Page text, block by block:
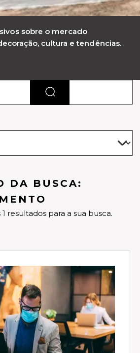
sobre o mercado
cultura e tendências.
DA BUSCA:
resultados para a sua busca.